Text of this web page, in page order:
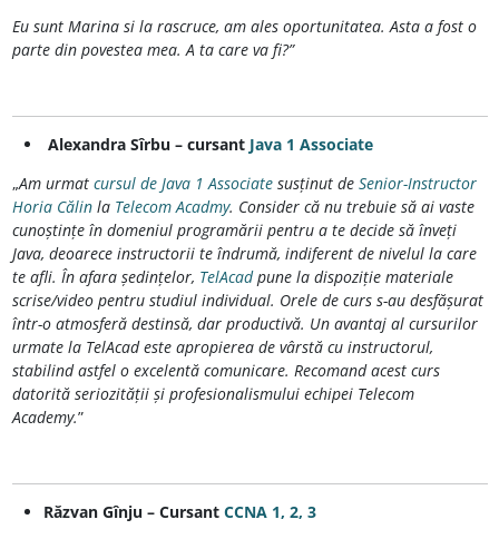
Eu sunt Marina si la rascruce, am ales oportunitatea. Asta a fost o
parte din povestea mea. A ta care va fi?”
Alexandra Sîrbu – cursant Java 1 Associate
„Am urmat cursul de Java 1 Associatesusținut de Senior-Instructor
Horia Călinla Telecom Acadmy. Consider că nu trebuie să ai vaste
cunoștințe în domeniul programării pentru a te decide să înveți
Java, deoarece instructorii te îndrumă, indiferent de nivelul la care
te afli. În afara ședințelor, TelAcadpune la dispoziție materiale
scrise/video pentru studiul individual. Orele de curs s-au desfășurat
într-o atmosferă destinsă, dar productivă. Un avantaj al cursurilor
urmate la TelAcad este apropierea de vârstă cu instructorul,
stabilind astfel o excelentă comunicare. Recomand acest curs
datorită seriozității și profesionalismului echipei Telecom
Academy.”
Răzvan Gînju – Cursant CCNA 1, 2, 3